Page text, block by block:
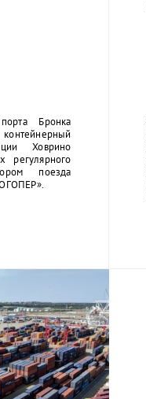
Бронка
Ховрино
регулярного
поезда